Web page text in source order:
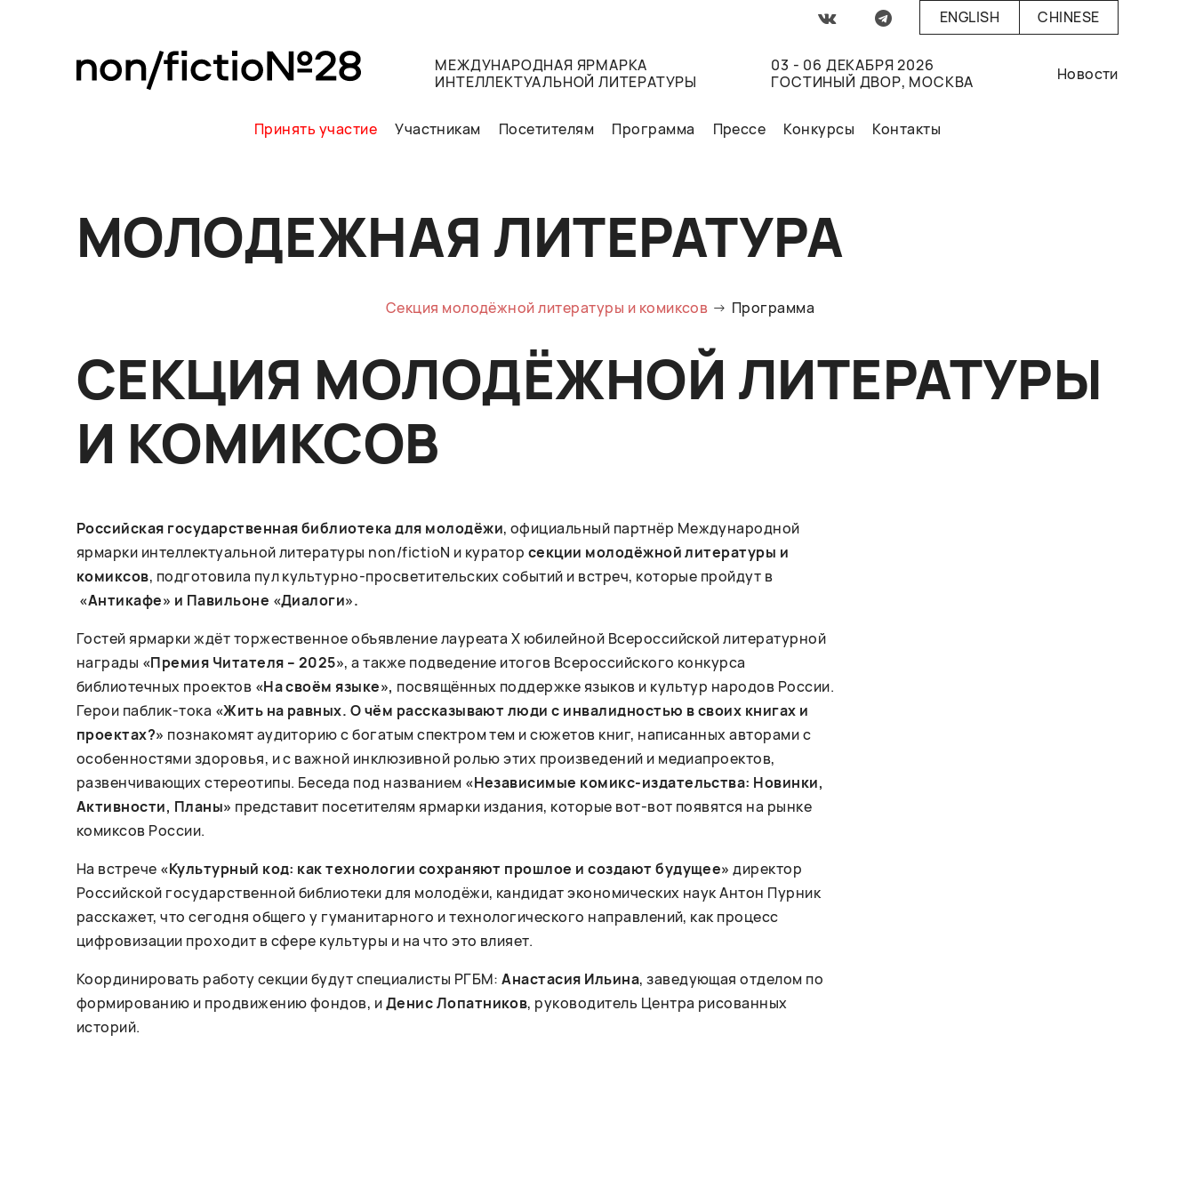
ENGLISH CHINESE
МЕЖДУНАРОДНАЯ ЯРМАРКА
ИНТЕЛЛЕКТУАЛЬНОЙ ЛИТЕРАТУРЫ
03 - 06 ДЕКАБРЯ 2026
ГОСТИНЫЙ ДВОР, МОСКВА
Новости
Принять участие Участникам Посетителям Программа Прессе Конкурсы Контакты
МОЛОДЕЖНАЯ ЛИТЕРАТУРА
Секция молодёжной литературы и комиксов Программа
СЕКЦИЯ МОЛОДЁЖНОЙ ЛИТЕРАТУРЫ
И КОМИКСОВ
Российская государственная библиотека для молодёжи, официальный партнёр Международной
ярмарки интеллектуальной литературы non/fictioN и куратор секции молодёжной литературы и
комиксов, подготовила пул культурно-просветительских событий и встреч, которые пройдут в
«Антикафе» и Павильоне «Диалоги».
Гостей ярмарки ждёт торжественное объявление лауреата X юбилейной Всероссийской литературной
награды «Премия Читателя – 2025», а также подведение итогов Всероссийского конкурса
библиотечных проектов «На своём языке», посвящённых поддержке языков и культур народов России.
Герои паблик-тока «Жить на равных. О чём рассказывают люди с инвалидностью в своих книгах и
проектах?» познакомят аудиторию с богатым спектром тем и сюжетов книг, написанных авторами с
особенностями здоровья, и с важной инклюзивной ролью этих произведений и медиапроектов,
развенчивающих стереотипы. Беседа под названием «Независимые комикс-издательства: Новинки,
Активности, Планы» представит посетителям ярмарки издания, которые вот-вот появятся на рынке
комиксов России.
На встрече «Культурный код: как технологии сохраняют прошлое и создают будущее» директор
Российской государственной библиотеки для молодёжи, кандидат экономических наук Антон Пурник
расскажет, что сегодня общего у гуманитарного и технологического направлений, как процесс
цифровизации проходит в сфере культуры и на что это влияет.
Координировать работу секции будут специалисты РГБМ:Анастасия Ильина, заведующая отделом по
формированию и продвижению фондов, иДенис Лопатников, руководитель Центра рисованных
историй.